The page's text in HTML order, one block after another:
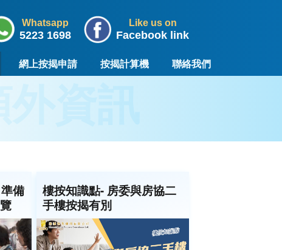
Whatsapp
5223 1698
Like us on
Facebook link
網上按揭申請 按揭計算機 聯絡我們
備
樓按知識點- 房委與房協二
手樓按揭有別